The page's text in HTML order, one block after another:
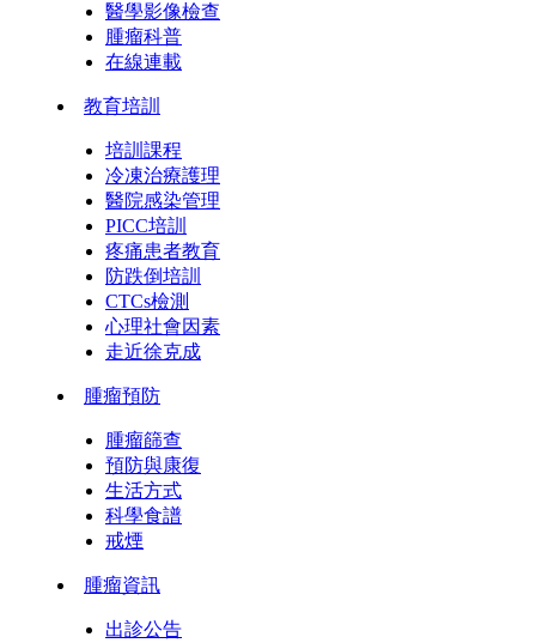
醫學影像檢查
腫瘤科普
在線連載
教育培訓
培訓課程
冷凍治療護理
醫院感染管理
PICC培訓
疼痛患者教育
防跌倒培訓
CTCs檢測
心理社會因素
走近徐克成
腫瘤預防
腫瘤篩查
預防與康復
生活方式
科學食譜
戒煙
腫瘤資訊
出診公告